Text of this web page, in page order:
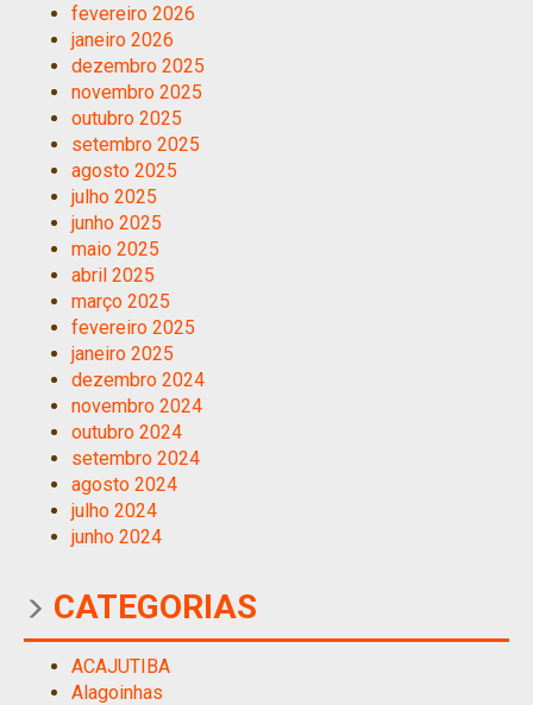
fevereiro 2026
janeiro 2026
dezembro 2025
novembro 2025
outubro 2025
setembro 2025
agosto 2025
julho 2025
junho 2025
maio 2025
abril 2025
março 2025
fevereiro 2025
janeiro 2025
dezembro 2024
novembro 2024
outubro 2024
setembro 2024
agosto 2024
julho 2024
junho 2024
CATEGORIAS
ACAJUTIBA
Alagoinhas